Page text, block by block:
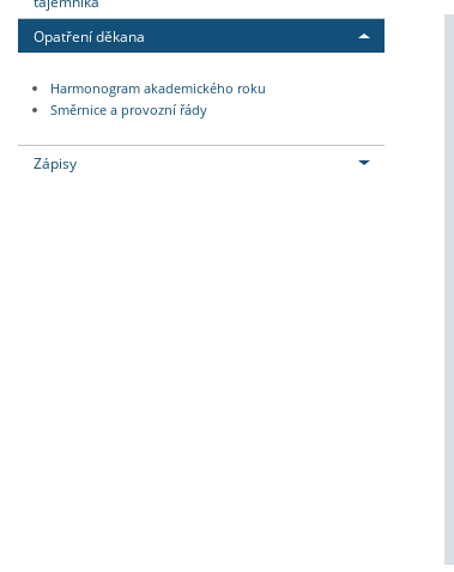
Opatření děkana
Harmonogram akademického roku
Směrnice a provozní řády
Zápisy